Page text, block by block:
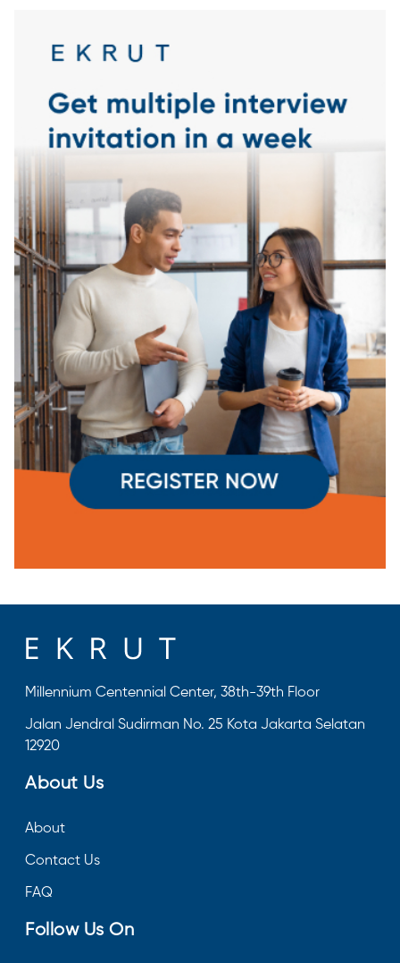
Millennium Centennial Center, 38th-39th Floor
Jalan Jendral Sudirman No. 25 Kota Jakarta Selatan
12920
About Us
About
Contact Us
FAQ
Follow Us On